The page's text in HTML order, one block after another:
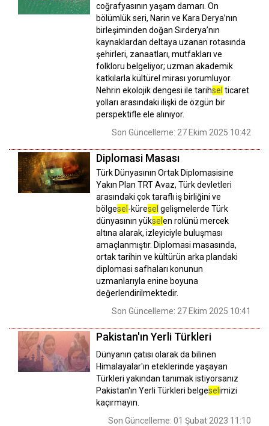
coğrafyasının yaşam damarı. On
bölümlük seri, Narin ve Kara Derya’nın
birleşiminden doğan Sırderya’nın
kaynaklardan deltaya uzanan rotasında
şehirleri, zanaatları, mutfakları ve
folkloru belgeliyor; uzman akademik
katkılarla kültürel mirası yorumluyor.
Nehrin ekolojik dengesi ile tarihsel ticaret
yolları arasındaki ilişki de özgün bir
perspektifle ele alınıyor.
Son Güncelleme: 27 Ekim 2025 10:42
Diplomasi Masası
Türk Dünyasının Ortak Diplomasisine
Yakın Plan TRT Avaz, Türk devletleri
arasındaki çok taraflı iş birliğini ve
bölgesel -küresel gelişmelerde Türk
dünyasının yüksel en rolünü mercek
altına alarak, izleyiciyle buluşması
amaçlanmıştır. Diplomasi masasında,
ortak tarihin ve kültürün arka plandaki
diplomasi safhaları konunun
uzmanlarıyla enine boyuna
değerlendirilmektedir.
Son Güncelleme: 27 Ekim 2025 10:41
Pakistan'ın Yerli Türkleri
Dünyanın çatısı olarak da bilinen
Himalayalar'ın eteklerinde yaşayan
Türkleri yakından tanımak istiyorsanız
Pakistan'ın Yerli Türkleri belgesel imizi
kaçırmayın.
Son Güncelleme: 01 Şubat 2023 11:10